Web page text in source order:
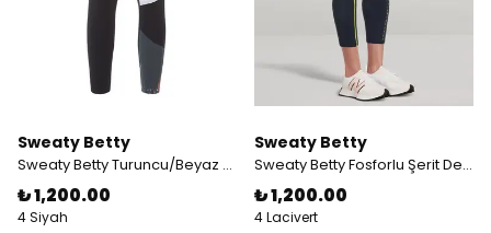
Sweaty Betty
Sweaty Betty Turuncu/Beyaz Şeritli Spor Taytı
₺ 1,200.00
4 Siyah
Sweaty Betty
Sweaty Betty Fosforlu Şerit Detaylı Cepli Spor Taytı
₺ 1,200.00
4 Lacivert